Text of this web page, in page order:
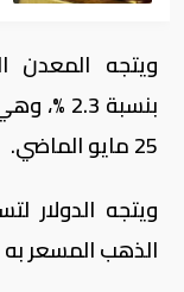
ويتجه المعدن
بنسبة
25 ⁠مايو الماضي.
ويتجه الدولار
الذهب المسعر